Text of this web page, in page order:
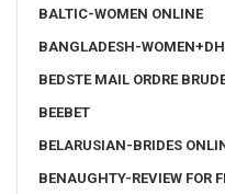
BALTIC-WOMEN ONLINE
BANGLADESH-
BEDSTE MAIL ORDRE
BEEBET
BELARUSIAN-BRIDES
BENAUGHTY-REVIEW FOR